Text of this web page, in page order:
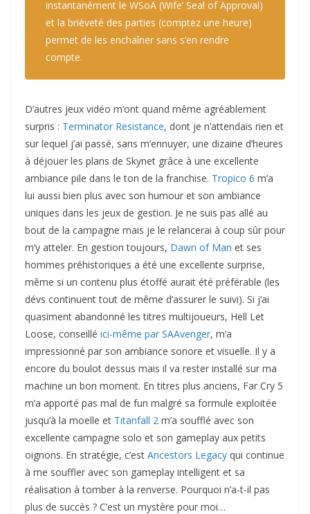
instantanément le WSoA (Wife’ Seal of Approval)
et la brièveté des parties (comptez une heure)
permet de les enchaîner sans s’en rendre
compte.
D’autres jeux vidéo m’ont quand même agréablement
surpris : Terminator Resistance, dont je n’attendais rien et
sur lequel j’ai passé, sans m’ennuyer, une dizaine d’heures
à déjouer les plans de Skynet grâce à une excellente
ambiance pile dans le ton de la franchise. Tropico 6 m’a
lui aussi bien plus avec son humour et son ambiance
uniques dans les jeux de gestion. Je ne suis pas allé au
bout de la campagne mais je le relancerai à coup sûr pour
m’y atteler. En gestion toujours, Dawn of Man et ses
hommes préhistoriques a été une excellente surprise,
même si un contenu plus étoffé aurait été préférable (les
dévs continuent tout de même d’assurer le suivi). Si j’ai
quasiment abandonné les titres multijoueurs, Hell Let
Loose, conseillé ici-même par SAAvenger, m’a
impressionné par son ambiance sonore et visuelle. Il y a
encore du boulot dessus mais il va rester installé sur ma
machine un bon moment. En titres plus anciens, Far Cry 5
m’a apporté pas mal de fun malgré sa formule exploitée
jusqu’à la moelle et Titanfall 2 m’a soufflé avec son
excellente campagne solo et son gameplay aux petits
oignons. En stratégie, c’est Ancestors Legacy qui continue
à me souffler avec son gameplay intelligent et sa
réalisation à tomber à la renverse. Pourquoi n’a-t-il pas
plus de succès ? C’est un mystère pour moi…